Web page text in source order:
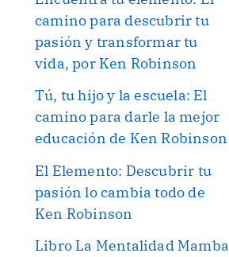
camino para descubrir tu
pasión y transformar tu
vida, por Ken Robinson
Tú, tu hijo y la escuela: El
camino para darle la mejor
educación de Ken Robinson
El Elemento: Descubrir tu
pasión lo cambia todo de
Ken Robinson
Libro La Mentalidad Mamba